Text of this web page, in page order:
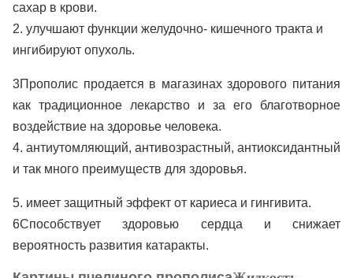
сахар в крови.
2. улучшают функции желудочно- кишечного тракта и
ингибируют опухоль.
3Прополис продается в магазинах здорового питания
как традиционное лекарство и за его благотворное
воздействие на здоровье человека.
4. антиутомляющий, антивозрастный, антиоксидантный
и так много преимуществ для здоровья.
5. имеет защитный эффект от кариеса и гингивита.
6Способствует здоровью сердца и снижает
вероятность развития катаракты.